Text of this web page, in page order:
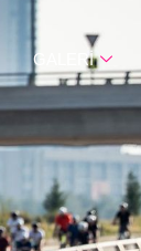
GALERİ